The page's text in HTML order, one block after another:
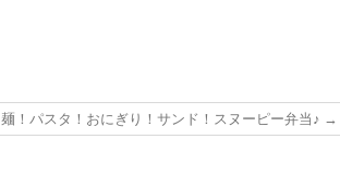
麺！パスタ！おにぎり！サンド！スヌーピー弁当♪ →